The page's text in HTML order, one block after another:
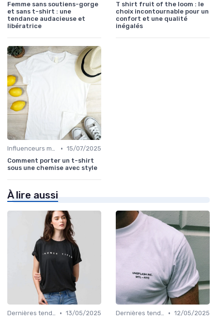
Femme sans soutiens-gorge
et sans t-shirt : une
tendance audacieuse et
libératrice
T shirt fruit of the loom : le
choix incontournable pour un
confort et une qualité
inégalés
Influenceurs mode • 15/07/2025
Comment porter un t-shirt
sous une chemise avec style
À lire aussi
Dernières tendances • 13/05/2025
Dernières tendances • 12/05/2025